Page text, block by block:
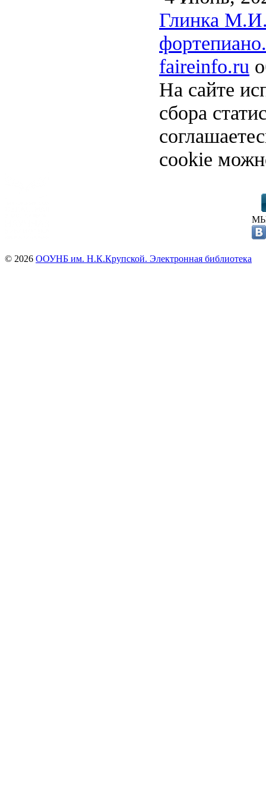
Глинка М.И.
faireinfo.ru
На сайте
сбора
cookie
© 2026 ООУНБ им. Н.К.Крупской. Электронная библиотека